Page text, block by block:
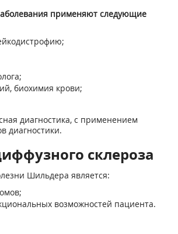
применяют следующие
биохимия крови;
диагностика, с применением
диагностики.
склероза
Шильдера является:
возможностей пациента.